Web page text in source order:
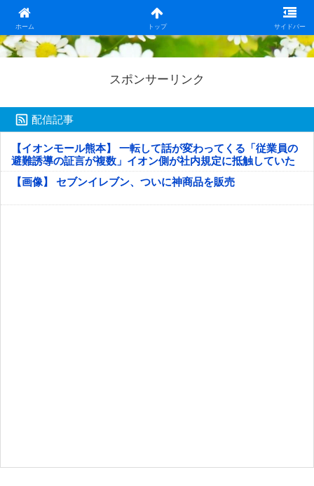
ホーム トップ サイドバー
日本第一！ニュース録
スポンサーリンク
配信記事
【イオンモール熊本】 一転して話が変わってくる「従業員の
避難誘導の証言が複数」イオン側が社内規定に抵触していた
疑い
【画像】 セブンイレブン、ついに神商品を販売